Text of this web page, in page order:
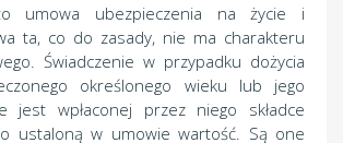
umowa ubezpieczenia na życie i
ta, co do zasady, nie ma charakteru
Świadczenie w przypadku dożycia
określonego wieku lub jego
jest wpłaconej przez niego składce
ustaloną w umowie wartość. Są one